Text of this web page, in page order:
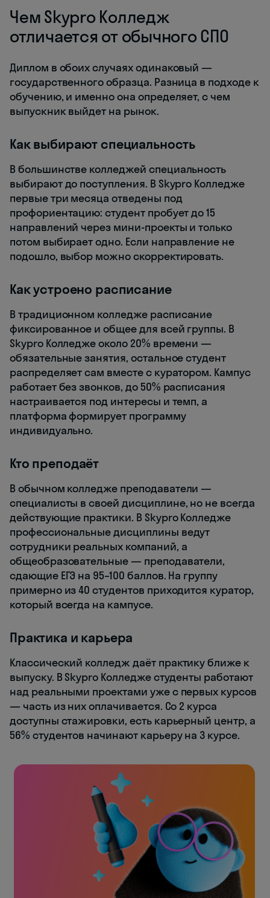
Чем Skypro Колледж
отличается от обычного СПО
Диплом в обоих случаях одинаковый —
государственного образца. Разница в подходе к
обучению, и именно она определяет, с чем
выпускник выйдет на рынок.
Как выбирают специальность
В большинстве колледжей специальность
выбирают до поступления. В Skypro Колледже
первые три месяца отведены под
профориентацию: студент пробует до 15
направлений через мини-проекты и только
потом выбирает одно. Если направление не
подошло, выбор можно скорректировать.
Как устроено расписание
В традиционном колледже расписание
фиксированное и общее для всей группы. В
Skypro Колледже около 20% времени —
обязательные занятия, остальное студент
распределяет сам вместе с куратором. Кампус
работает без звонков, до 50% расписания
настраивается под интересы и темп, а
платформа формирует программу
индивидуально.
Кто преподаёт
В обычном колледже преподаватели —
специалисты в своей дисциплине, но не всегда
действующие практики. В Skypro Колледже
профессиональные дисциплины ведут
сотрудники реальных компаний, а
общеобразовательные — преподаватели,
сдающие ЕГЭ на 95–100 баллов. На группу
примерно из 40 студентов приходится куратор,
который всегда на кампусе.
Практика и карьера
Классический колледж даёт практику ближе к
выпуску. В Skypro Колледже студенты работают
над реальными проектами уже с первых курсов
— часть из них оплачивается. Со 2 курса
доступны стажировки, есть карьерный центр, а
56% студентов начинают карьеру на 3 курсе.